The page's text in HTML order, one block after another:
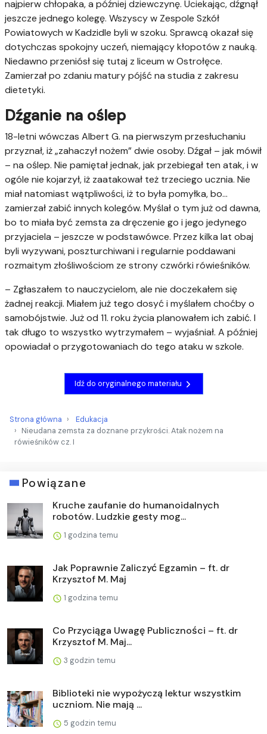
najpierw chłopaka, a później dziewczynę. Uciekając, dźgnął
jeszcze jednego kolegę. Wszyscy w Zespole Szkół
Powiatowych w Kadzidle byli w szoku. Sprawcą okazał się
dotychczas spokojny uczeń, niemający kłopotów z nauką.
Niedawno przeniósł się tutaj z liceum w Ostrołęce.
Zamierzał po zdaniu matury pójść na studia z zakresu
dietetyki.
Dźganie na oślep
18-letni wówczas Albert G. na pierwszym przesłuchaniu
przyznał, iż „zahaczył nożem” dwie osoby. Dźgał – jak mówił
– na oślep. Nie pamiętał jednak, jak przebiegał ten atak, i w
ogóle nie kojarzył, iż zaatakował też trzeciego ucznia. Nie
miał natomiast wątpliwości, iż to była pomyłka, bo…
zamierzał zabić innych kolegów. Myślał o tym już od dawna,
bo to miała być zemsta za dręczenie go i jego jedynego
przyjaciela – jeszcze w podstawówce. Przez kilka lat obaj
byli wyzywani, poszturchiwani i regularnie poddawani
rozmaitym złośliwościom ze strony czwórki rówieśników.
– Zgłaszałem to nauczycielom, ale nie doczekałem się
żadnej reakcji. Miałem już tego dosyć i myślałem choćby o
samobójstwie. Już od 11. roku życia planowałem ich zabić. I
tak długo to wszystko wytrzymałem – wyjaśniał. A później
opowiadał o przygotowaniach do tego ataku w szkole.
Idź do oryginalnego materiału
Strona główna
Edukacja
Nieudana zemsta za doznane przykrości. Atak nożem na
rówieśników cz. I
Powiązane
Kruche zaufanie do humanoidalnych
robotów. Ludzkie gesty mog...
1 godzina temu
Jak Poprawnie Zaliczyć Egzamin – ft. dr
Krzysztof M. Maj
1 godzina temu
Co Przyciąga Uwagę Publiczności – ft. dr
Krzysztof M. Maj...
3 godzin temu
Biblioteki nie wypożyczą lektur wszystkim
uczniom. Nie mają ...
5 godzin temu